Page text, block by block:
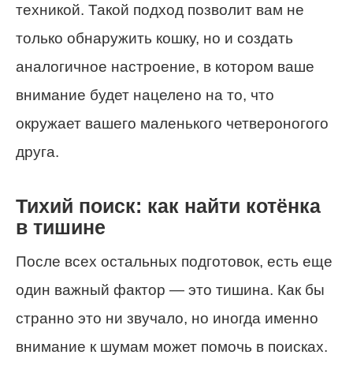
техникой. Такой подход позволит вам не
только обнаружить кошку, но и создать
аналогичное настроение, в котором ваше
внимание будет нацелено на то, что
окружает вашего маленького четвероногого
друга.
Тихий поиск: как найти котёнка
в тишине
После всех остальных подготовок, есть еще
один важный фактор — это тишина. Как бы
странно это ни звучало, но иногда именно
внимание к шумам может помочь в поисках.